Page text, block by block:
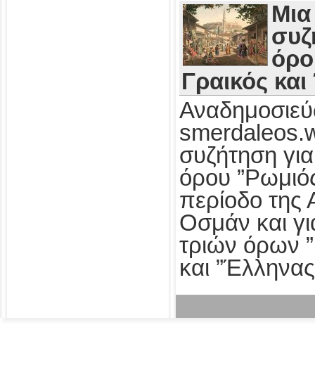
Μια
Γραικός
συζήτηση
όρου
περίοδο της
Οσμάν και
τριών όρων
και